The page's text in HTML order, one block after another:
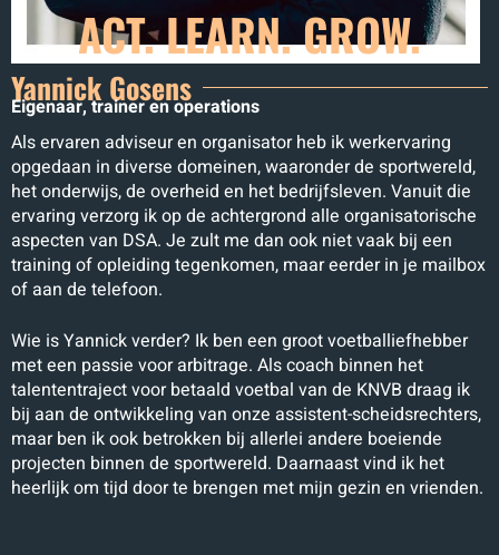
ACT. LEARN. GROW.
Yannick Gosens
Eigenaar, trainer en operations
Als ervaren adviseur en organisator heb ik werkervaring
opgedaan in diverse domeinen, waaronder de sportwereld,
het onderwijs, de overheid en het bedrijfsleven. Vanuit die
ervaring verzorg ik op de achtergrond alle organisatorische
aspecten van DSA. Je zult me dan ook niet vaak bij een
training of opleiding tegenkomen, maar eerder in je mailbox
of aan de telefoon.
Wie is Yannick verder? Ik ben een groot voetballiefhebber
met een passie voor arbitrage. Als coach binnen het
talententraject voor betaald voetbal van de KNVB draag ik
bij aan de ontwikkeling van onze assistent-scheidsrechters,
maar ben ik ook betrokken bij allerlei andere boeiende
projecten binnen de sportwereld. Daarnaast vind ik het
heerlijk om tijd door te brengen met mijn gezin en vrienden.